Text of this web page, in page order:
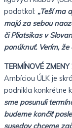
podotkol: „Teší ma
majú za sebou
čiPliatsikas v
ponúknuť. Verím,
TERMÍNOVÉ
Ambíciou ÚLK je
podnikla konkrétne
sme posunuli
budeme končiť
susedov chceme